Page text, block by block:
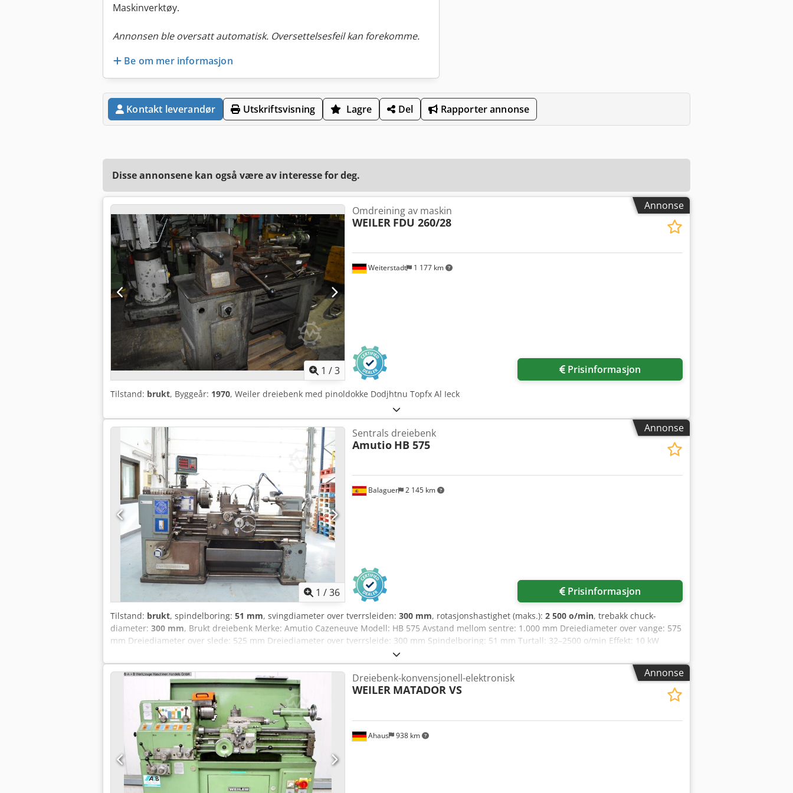
Maskinverktøy.
Annonsen ble oversatt automatisk. Oversettelsesfeil kan forekomme.
Be om mer informasjon
Kontakt leverandør Utskriftsvisning Lagre Del Rapporter annonse
Disse annonsene kan også være av interesse for deg.
Annonse
1 /3
Weiterstadt 1 177 km
Omdreining av maskin
WEILER FDU 260/28
Prisinformasjon
Tilstand: brukt, Byggeår: 1970, Weiler dreiebenk med pinoldokke Dodjhtnu Topfx Al Ieck
Annonse
1 /36
Balaguer 2 145 km
Sentrals dreiebenk
Amutio HB 575
Prisinformasjon
Tilstand: brukt, spindelboring: 51 mm, svingdiameter over tverrsleiden: 300 mm, rotasjonshastighet (maks.): 2 500 o/min, trebakk chuck-
diameter: 300 mm, Brukt dreiebenk Merke: Amutio Cazeneuve Modell: HB 575 Avstand mellom sentre: 1.000 mm Dreiediameter over vange: 575
mm Dreiediameter over slede: 525 mm Dreiediameter over tverrsleide: 300 mm Spindelboring: 51 mm Turtall: 32–2500 o/min Effekt: 10 kW
Bredde på vange: 400 mm Inkluderer: - 300 mm planskive med flere sett bakker - Lukket førestøtte - Hurtigvekslende revolver med 3
verktøyholdere - Aurki digitalt målesystem (2 akser) Dedpfxoyzrhcs Al Ijck - 2 roterende sentre - Bakke med kjølevæskesystem
Annonse
Ahaus 938 km
Dreiebenk-konvensjonell-elektronisk
WEILER MATADOR VS